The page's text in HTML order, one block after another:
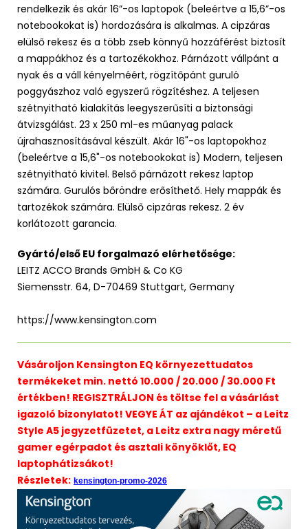
rendelkezik és akár 16”-os laptopok (beleértve a 15,6”-os
notebookokat is) hordozására is alkalmas. A cipzáras
elülső rekesz és a több zseb könnyű hozzáférést biztosít
a mappákhoz és a tartozékokhoz. Párnázott vállpánt a
nyak és a váll kényelméért, rögzítőpánt guruló
poggyászhoz való egyszerű rögzítéshez. A teljesen
szétnyitható kialakítás leegyszerűsíti a biztonsági
átvizsgálást. 23 x 250 ml-es műanyag palack
újrahasznosításával készült. Akár 16"-os laptopokhoz
(beleértve a 15,6"-os notebookokat is) Modern, teljesen
szétnyitható kivitel. Belső párnázott rekesz laptop
számára. Gurulós bőröndre erősíthető. Hely mappák és
tartozékok számára. Elülső cipzáras rekesz. 2 év
korlátozott garancia.
Gyártó/első EU forgalmazó elérhetősége:
LEITZ ACCO Brands GmbH & Co KG
Siemensstr. 64, D-70469 Stuttgart, Germany
https://www.kensington.com
Vásároljon Kensington EQ környezettudatos
termékeket min. nettó 10.000 / 20.000 / 30.000 Ft
értékben! REGISZTRÁLJON és töltse fel a vásárlást
igazoló bizonylatot! VEGYE ÁT az ajándékot – a Leitz
Style A5 jegyzetfüzetet, a Leitz extra nagy méretű
gamer egérpadot és asztali könyöklőt, EQ
laptophátizsákot!
Részletek: kensington-promo-2026